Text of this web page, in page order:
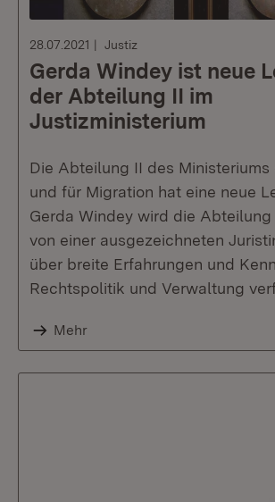
28.07.2021 Justiz
Gerda Windey ist neue
der Abteilung II im
Justizministerium
Die Abteilung II des Ministeriums
und für Migration hat eine neue
Gerda Windey wird die
von einer ausgezeichneten
über breite Erfahrungen und
Rechtspolitik und Verwaltung
Mehr